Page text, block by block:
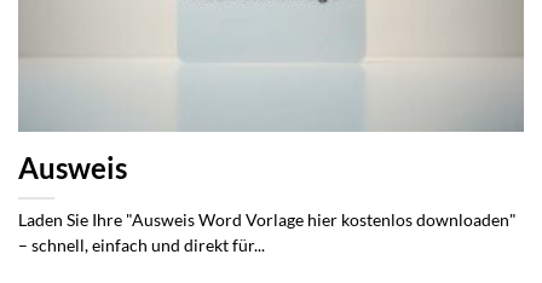
Ausweis
Laden Sie Ihre "Ausweis Word Vorlage hier kostenlos downloaden"
– schnell, einfach und direkt für...